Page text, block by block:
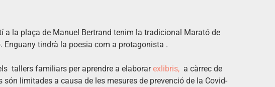
a la plaça de Manuel Bertrand tenim la tradicional Marató de
tindrà la poesia com a protagonista .
tallers familiars per aprendre a elaborarexlibris, a càrrec de
limitades a causa de les mesures de prevenció de la Covid-